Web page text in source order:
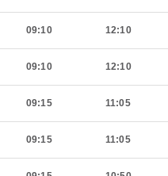
09:10 12:10
09:10 12:10
09:15 11:05
09:15 11:05